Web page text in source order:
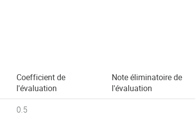
Coefficient de
l'évaluation
Note éliminatoire de
l'évaluation
0.5